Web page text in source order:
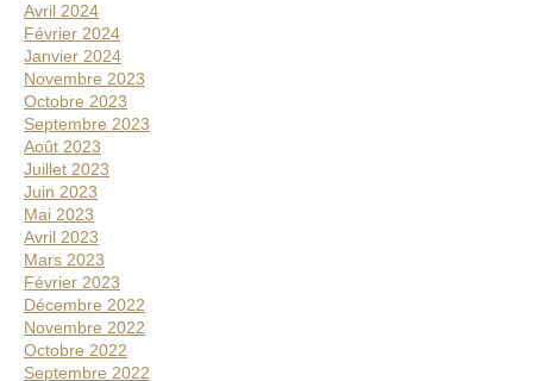
Avril 2024
Février 2024
Janvier 2024
Novembre 2023
Octobre 2023
Septembre 2023
Août 2023
Juillet 2023
Juin 2023
Mai 2023
Avril 2023
Mars 2023
Février 2023
Décembre 2022
Novembre 2022
Octobre 2022
Septembre 2022